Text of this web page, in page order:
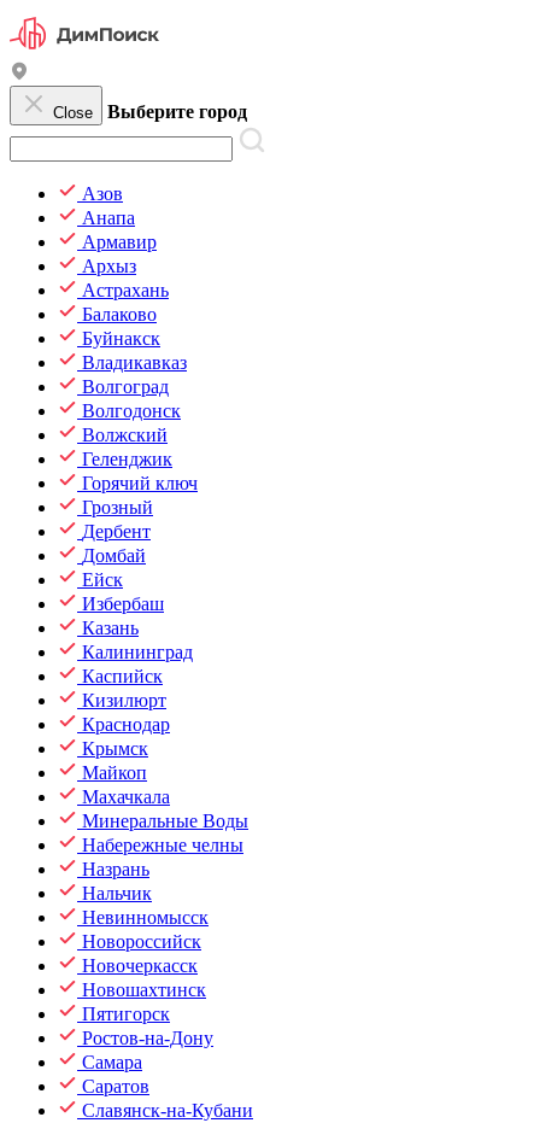
Close Выберите город
Азов
Анапа
Армавир
Архыз
Астрахань
Балаково
Буйнакск
Владикавказ
Волгоград
Волгодонск
Волжский
Геленджик
Горячий ключ
Грозный
Дербент
Домбай
Ейск
Избербаш
Казань
Калининград
Каспийск
Кизилюрт
Краснодар
Крымск
Майкоп
Махачкала
Минеральные Воды
Набережные челны
Назрань
Нальчик
Невинномысск
Новороссийск
Новочеркасск
Новошахтинск
Пятигорск
Ростов-на-Дону
Самара
Саратов
Славянск-на-Кубани